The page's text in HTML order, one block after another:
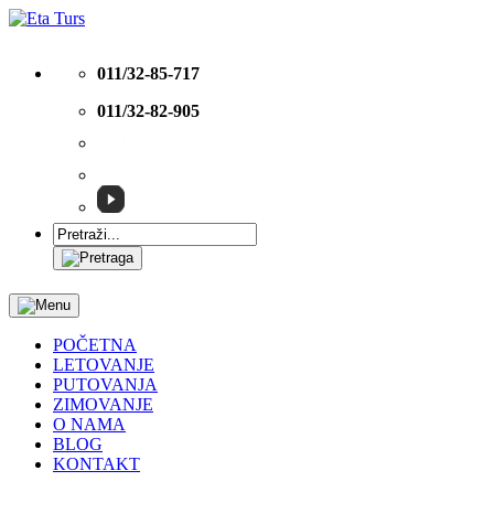
011/32-85-717
011/32-82-905
POČETNA
LETOVANJE
PUTOVANJA
ZIMOVANJE
O NAMA
BLOG
KONTAKT